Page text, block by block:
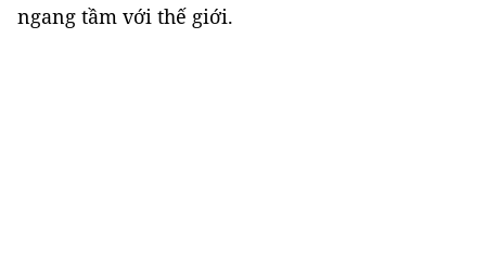
ngang tầm với thế giới.